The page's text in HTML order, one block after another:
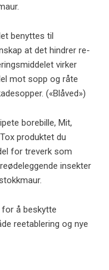
benyttes til
at det hindrer re-
virker
mot sopp og råte
(«Blåved»)
borebille, Mit,
produktet du
for treverk som
insekter
å beskytte
reetablering og nye